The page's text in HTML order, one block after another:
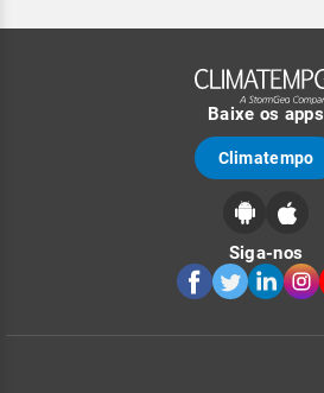
Baixe os apps
Climatempo
Siga-nos